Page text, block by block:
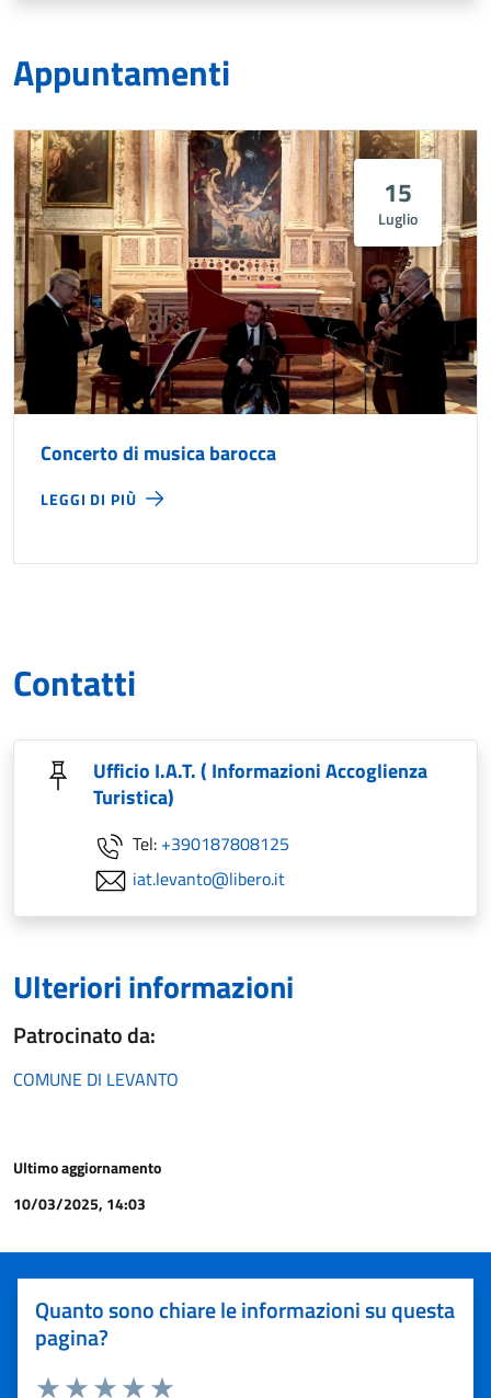
Appuntamenti
15
Luglio
Concerto di musica barocca
LEGGI DI PIÙ
Contatti
Ufficio I.A.T. ( Informazioni Accoglienza
Turistica)
Tel: +390187808125
iat.levanto@libero.it
Ulteriori informazioni
Patrocinato da:
COMUNE DI LEVANTO
Ultimo aggiornamento
10/03/2025, 14:03
Quanto sono chiare le informazioni su questa
pagina?